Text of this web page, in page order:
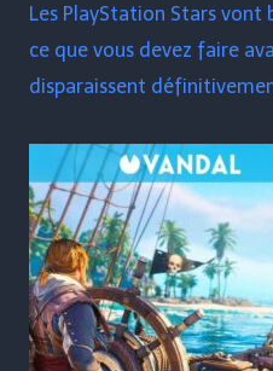
Les PlayStation Stars
ce que vous devez faire
disparaissent